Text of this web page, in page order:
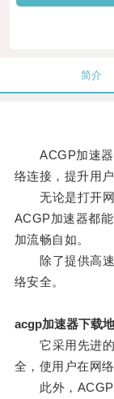
简介
ACGP加速器
络连接，提升用
无论是打开网
ACGP加速器都
加流畅自如。
除了提供高速
络安全。
acgp加速器下载
它采用先进的
全，使用户在网
此外，ACGP